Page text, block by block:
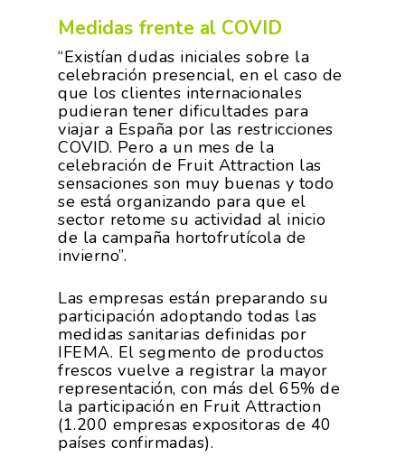
Medidas frente al COVID
“Existían dudas iniciales sobre la
celebración presencial, en el caso de
que los clientes internacionales
pudieran tener dificultades para
viajar a España por las restricciones
COVID. Pero a un mes de la
celebración de Fruit Attraction las
sensaciones son muy buenas y todo
se está organizando para que el
sector retome su actividad al inicio
de la campaña hortofrutícola de
invierno”.
Las empresas están preparando su
participación adoptando todas las
medidas sanitarias definidas por
IFEMA. El segmento de productos
frescos vuelve a registrar la mayor
representación, con más del 65% de
la participación en Fruit Attraction
(1.200 empresas expositoras de 40
países confirmadas).